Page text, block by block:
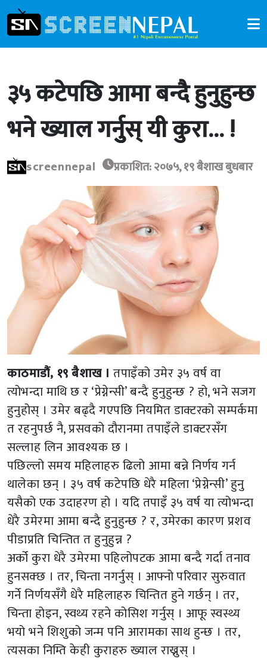
३५ कटेपछि आमा बन्दै हुनुहुन्छ
भने ख्याल गर्नुुस् यी कुरा… !
screennepal प्रकाशित: २०७५, १९ बैशाख बुधबार
काठमाडौं, १९ बैशाख । तपाइँको उमेर ३५ वर्ष वा
त्योभन्दा माथि छ र ‘प्रेग्नेन्सी’ बन्दै हुनुहुन्छ ? हो, भने सजग
हुनुहोस् । उमेर बढ्दै गएपछि नियमित डाक्टरको सम्पर्कमा
त रहनुपर्छ नै, प्रसवको दौरानमा तपाइँले डाक्टरसँग
सल्लाह लिन आवश्यक छ ।
पछिल्लो समय महिलाहरु ढिलो आमा बन्ने निर्णय गर्न
थालेका छन् । ३५ वर्ष कटेपछि धेरै महिला ‘प्रेग्नेन्सी’ हुनु
यसैको एक उदाहरण हो । यदि तपाइँ ३५ वर्ष या त्योभन्दा
धेरै उमेरमा आमा बन्दै हुनुहुन्छ ? र, उमेरका कारण प्रशव
पीडाप्रति चिन्तित त हुनुहुन्न ?
अर्को कुरा धेरै उमेरमा पहिलोपटक आमा बन्दै गर्दा तनाव
हुनसक्छ । तर, चिन्ता नगर्नुस् । आफ्नो परिवार सुरुवात
गर्ने निर्णयसँगै धेरै महिलाहरु चिन्तित हुने गर्छन् । तर,
चिन्ता होइन, स्वथ्य रहने कोसिश गर्नुस् । आफू स्वस्थ्य
भयो भने शिशुको जन्म पनि आरामका साथ हुन्छ । तर,
त्यसका निम्ति केही कुराहरु ख्याल राख्नुस् ।